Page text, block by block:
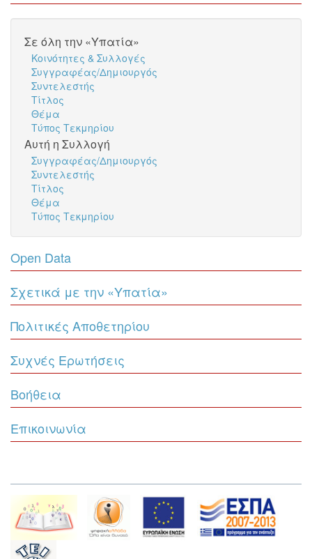
Σε όλη την «Υπατία»
Κοινότητες & Συλλογές
Συγγραφέας/Δημιουργός
Συντελεστής
Τίτλος
Θέμα
Τύπος Τεκμηρίου
Αυτή η Συλλογή
Συγγραφέας/Δημιουργός
Συντελεστής
Τίτλος
Θέμα
Τύπος Τεκμηρίου
Open Data
Σχετικά με την «Υπατία»
Πολιτικές Αποθετηρίου
Συχνές Ερωτήσεις
Βοήθεια
Επικοινωνία